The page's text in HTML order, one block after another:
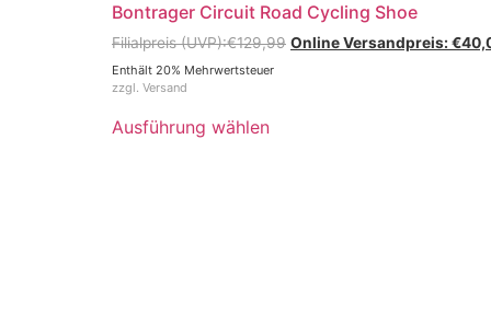
Bontrager Circuit Road Cycling Shoe
€129,99 €
Enthält 20% Mehrwertsteuer
zzgl. Versand
Ausführung wählen